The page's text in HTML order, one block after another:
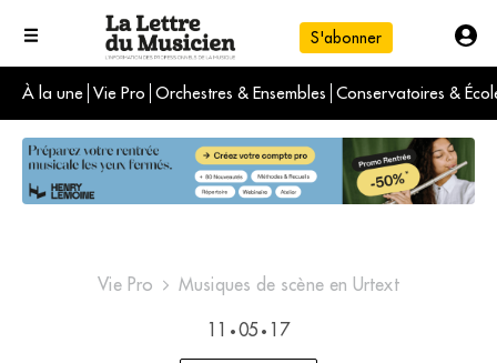
S'abonner
À la une Vie Pro Orchestres & Ensembles Conservatoires &
L'info du jour
Le numéro du mois
International
Vie Pro Musiques de scène en Urtext
11 • 05 • 17